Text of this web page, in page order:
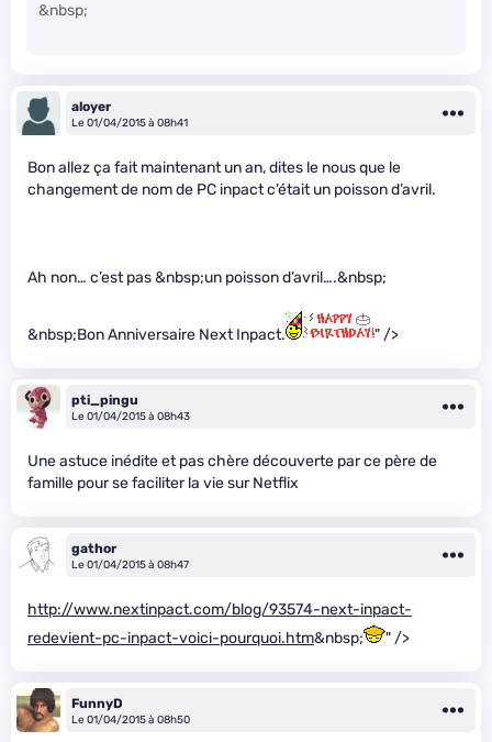
&nbsp;
aloyer
Le 01/04/2015 à 08h41
Bon allez ça fait maintenant un an, dites le nous que le
changement de nom de PC inpact c’était un poisson d’avril.
Ah non… c’est pas &nbsp;un poisson d’avril….&nbsp;
&nbsp;Bon Anniversaire Next Inpact. " />
pti_pingu
Le 01/04/2015 à 08h43
Une astuce inédite et pas chère découverte par ce père de
famille pour se faciliter la vie sur Netflix
gathor
Le 01/04/2015 à 08h47
http://www.nextinpact.com/blog/93574-next-inpact-
redevient-pc-inpact-voici-pourquoi.htm&nbsp; " />
FunnyD
Le 01/04/2015 à 08h50